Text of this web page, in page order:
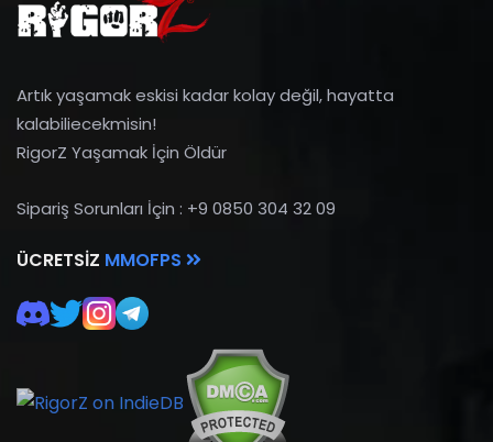
Artık yaşamak eskisi kadar kolay değil, hayatta
kalabiliecekmisin!
RigorZ Yaşamak İçin Öldür
Sipariş Sorunları İçin : +9 0850 304 32 09
ÜCRETSIZ MMOFPS